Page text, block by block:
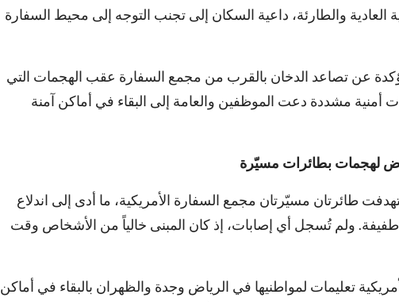
العادية والطارئة، داعية السكان إلى تجنب التوجه إلى محيط السفارة
عن تصاعد الدخان بالقرب من مجمع السفارة عقب الهجمات التي
أمنية مشددة دعت الموظفين والعامة إلى البقاء في أماكن آمنة
لهجمات بطائرات مسيّرة
طائرتان مسيّرتان مجمع السفارة الأمريكية، ما أدى إلى اندلاع
ولم تُسجل أي إصابات، إذ كان المبنى خالياً من الأشخاص وقت
تعليمات لمواطنيها في الرياض وجدة والظهران بالبقاء في أماكن